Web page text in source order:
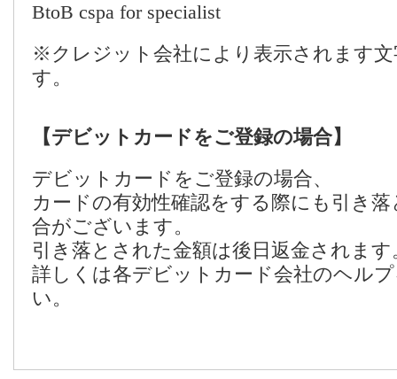
BtoB cspa for specialist
※クレジット会社により表示されます
す。
【デビットカードをご登録の場合】
デビットカードをご登録の場合、
カードの有効性確認をする際にも引き
合がございます。
引き落とされた金額は後日返金されます
詳しくは各デビットカード会社のヘル
い。